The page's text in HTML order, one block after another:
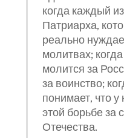
когда каждый
Патриарха,
реально
молитвах;
молится за
за воинство;
понимает, что у
этой борьбе за
Отечества.